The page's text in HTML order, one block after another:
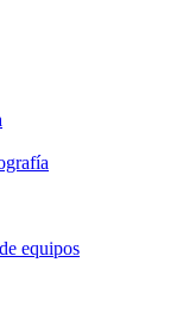
equipos